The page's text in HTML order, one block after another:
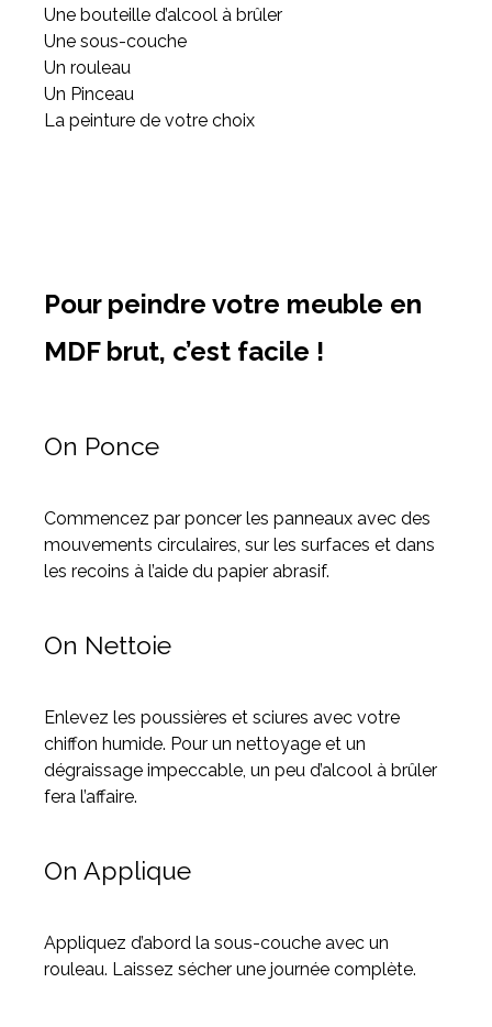
Une bouteille d’alcool à brûler
Une sous-couche
Un rouleau
Un Pinceau
La peinture de votre choix
Pour peindre votre meuble en
MDF brut, c’est facile !
On Ponce
Commencez par poncer les panneaux avec des
mouvements circulaires, sur les surfaces et dans
les recoins à l’aide du papier abrasif.
On Nettoie
Enlevez les poussières et sciures avec votre
chiffon humide. Pour un nettoyage et un
dégraissage impeccable, un peu d’alcool à brûler
fera l’affaire.
On Applique
Appliquez d’abord la sous-couche avec un
rouleau. Laissez sécher une journée complète.